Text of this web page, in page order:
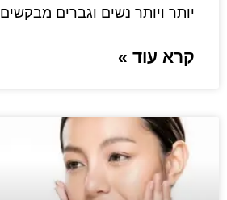
יותר ויותר נשים וגברים מבקשים
קרא עוד »